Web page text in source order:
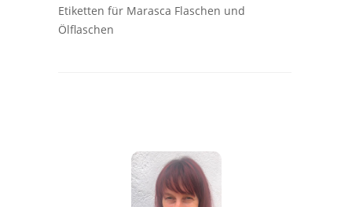
Etiketten für Marasca Flaschen und
Ölflaschen